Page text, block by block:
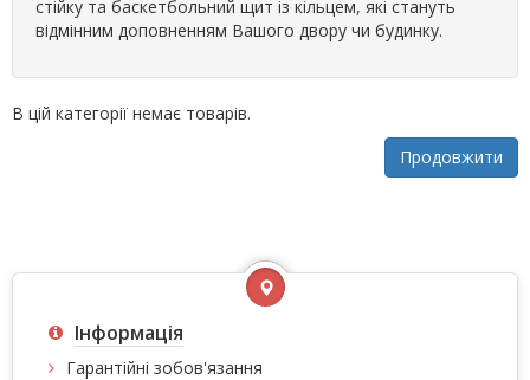
стійку та баскетбольний щит із кільцем, які стануть
відмінним доповненням Вашого двору чи будинку.
В цій категорії немає товарів.
Продовжити
Інформація
Гарантійні зобов'язання